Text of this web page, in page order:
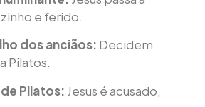
e ferido.
dos anciãos: Decidem
Pilatos.
Pilatos: Jesus é acusado,